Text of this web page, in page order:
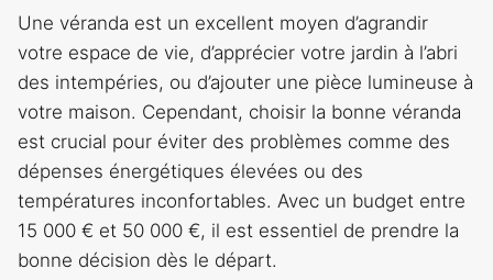
Une véranda est un excellent moyen d’agrandir
votre espace de vie, d’apprécier votre jardin à l’abri
des intempéries, ou d’ajouter une pièce lumineuse à
votre maison. Cependant, choisir la bonne véranda
est crucial pour éviter des problèmes comme des
dépenses énergétiques élevées ou des
températures inconfortables. Avec un budget entre
15 000 € et 50 000 €, il est essentiel de prendre la
bonne décision dès le départ.